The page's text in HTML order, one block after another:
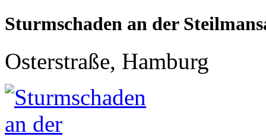
Sturmschaden an der
Osterstraße, Hamburg